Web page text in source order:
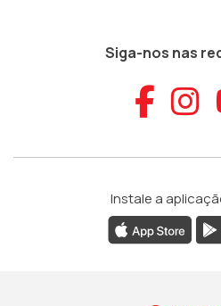
Siga-nos nas
Instale a